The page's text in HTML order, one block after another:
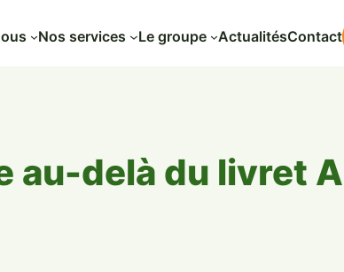
Nos services Le groupe ActualitésContact
au-delà du livret A